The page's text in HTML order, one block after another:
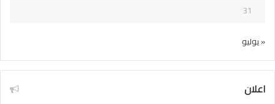
31
« يوليو
اعلان